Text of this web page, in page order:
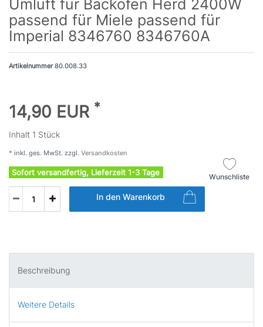
Umluft für Backofen Herd 2400W
passend für Miele passend für
Imperial 8346760 8346760A
Artikelnummer80.008.33
14,90 EUR *
Inhalt 1 Stück
* inkl. ges. MwSt. zzgl. Versandkosten
Sofort versandfertig, Lieferzeit 1-3 Tage
In den Warenkorb
Wunschliste
Beschreibung
Weitere Details